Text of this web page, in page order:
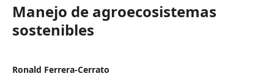
Manejo de agroecosistemas
sostenibles
Ronald Ferrera-Cerrato